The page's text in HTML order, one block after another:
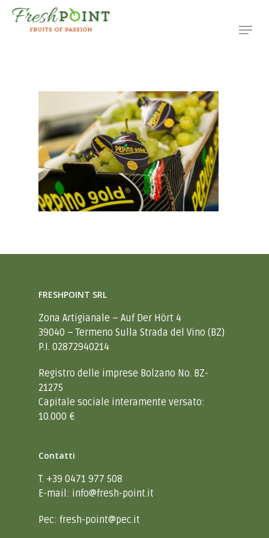
FRESHPOINT SRL
Zona Artigianale – Auf Der Hört 4
39040 – Termeno Sulla Strada del Vino (BZ)
P.I. 02872940214
Registro delle imprese Bolzano No. BZ-
21275
Capitale sociale interamente versato:
10.000 €
Contatti
T. +39 0471 977 508
E-mail: info@fresh-point.it
Pec: fresh-point@pec.it